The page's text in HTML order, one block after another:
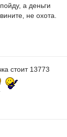
а деньги
не охота.
стоит 13773